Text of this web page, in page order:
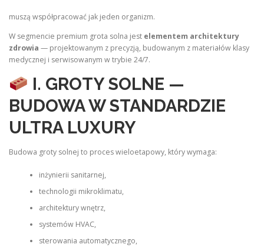
muszą współpracować jak jeden organizm.
W segmencie premium grota solna jest elementem architektury
zdrowia — projektowanym z precyzją, budowanym z materiałów klasy
medycznej i serwisowanym w trybie 24/7.
I. GROTY SOLNE —
BUDOWA W STANDARDZIE
ULTRA LUXURY
Budowa groty solnej to proces wieloetapowy, który wymaga:
inżynierii sanitarnej,
technologii mikroklimatu,
architektury wnętrz,
systemów HVAC,
sterowania automatycznego,